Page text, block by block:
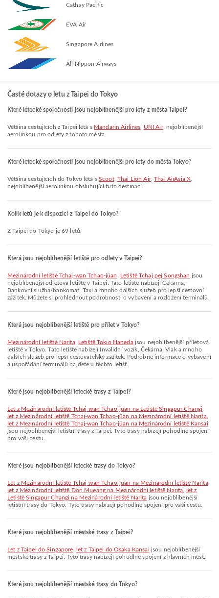
Cathay Pacific
EVA Air
Singapore Airlines
All Nippon Airways
Časté dotazy o letu z Taipei do Tokyo
Které letecké společnosti jsou nejoblíbenější pro lety z města Taipei?
Většina cestujících z Taipei létá s Mandarin Airlines UNI Air, nejoblíbenější
aerolinkou pro odlety z tohoto města.
Které letecké společnosti jsou nejoblíbenější pro lety do města Tokyo?
Většina cestujících do Tokyo létá sScoot,Thai Lion Air,Thai AirAsia X
nejoblíbenější aerolinkou obsluhující tuto destinaci.
Kolik letů je k dispozici z Taipei do Tokyo?
Z Taipei do Tokyo je 69 letů.
Která jsou nejoblíbenější letiště pro odlety v Taipei?
Mezinárodní letiště Tchaj-wan Tchao-jüan Letiště Tchaj pej Songshan jsou
nejoblíbenější odletová letiště v Taipei. Tato letiště nabízejí Čekárna,
Bankovní služba/bankomat, Taxi a mnoho dalších služeb pro lepší cestovní
zážitek. Můžete si prohlédnout podrobnosti o vybavení a rozložení terminálů.
Která jsou nejoblíbenější letiště pro přílet v Tokyo?
Mezinárodní letiště Narita, Letiště Tokio Hanedajsou nejoblíbenější příletová
letiště v Tokyo. Tato letiště nabízejí Invalidní vozík, Čekárna, Vlak a mnoho
dalších služeb pro lepší cestovatelský zážitek. Podrobné informace o vybavení
a uspořádání terminálů najdete u těchto letišť.
Které jsou nejoblíbenější letecké trasy z Taipei?
let z Mezinárodní letiště Tchaj-wan Tchao-jüan na Letiště Singapur Changi
let z Mezinárodní letiště Tchaj-wan Tchao-jüan na Mezinárodní letiště Narita,
let z Mezinárodní letiště Tchaj-wan Tchao-jüan na Mezinárodní letiště Kansai
jsou nejoblíbenější letištní trasy z Taipei. Tyto trasy nabízejí pohodlné spojení
pro vaši cestu.
Které jsou nejoblíbenější letecké trasy do Tokyo?
let z Mezinárodní letiště Tchaj-wan Tchao-jüan na Mezinárodní letiště Narita,
let z Mezinárodní letiště Don Mueang na Mezinárodní letiště Narita
let z
Letiště Singapur Changi na Mezinárodní letiště Narita jsou nejoblíbenější
letištní trasy do Tokyo. Tyto trasy nabízejí pohodlné spojení pro vaši cestu.
Které jsou nejoblíbenější městské trasy z Taipei?
let z Taipei do Singapore let z Taipei do Osaka Kansai jsou nejoblíbenější
městské trasy z Taipei. Tyto trasy nabízejí pohodlné spojení z hlavních měst.
Které jsou nejoblíbenější městské trasy do Tokyo?